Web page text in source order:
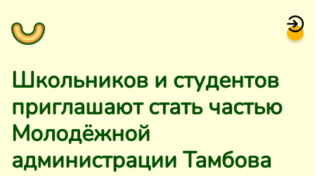
Школьников и студентов
приглашают стать частью
Молодёжной
администрации Тамбова